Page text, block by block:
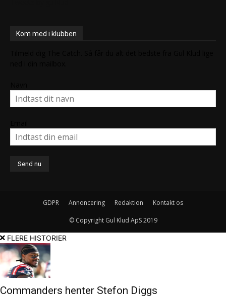
Kom med i klubben
GDPR Annoncering Redaktion Kontakt os
© Copyright Gul Klud ApS 2019
FLERE HISTORIER
Commanders henter Stefon Diggs